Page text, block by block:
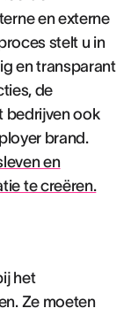
en externe
stelt u in
en transparant
de
bedrijven ook
brand.
en
te creëren.
het
Ze moeten